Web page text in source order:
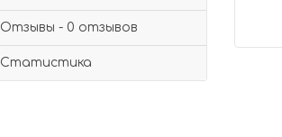
Отзывы - 0 отзывов
Статистика